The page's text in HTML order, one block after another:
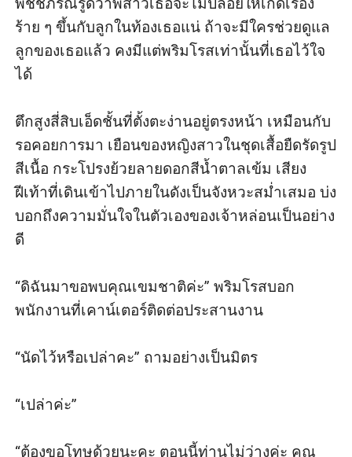
พิชชภรณ์รู้ดีว่าพี่สาวเธอจะไม่ปล่อยให้เกิดเรื่อง
ร้าย ๆ ขึ้นกับลูกในท้องเธอแน่ ถ้าจะมีใครช่วยดูแล
ลูกของเธอแล้ว คงมีแต่พริมโรสเท่านั้นที่เธอไว้ใจ
ได้
ตึกสูงสี่สิบเอ็ดชั้นที่ตั้งตะง่านอยู่ตรงหน้า เหมือนกับ
รอคอยการมา เยือนของหญิงสาวในชุดเสื้อยืดรัดรูป
สีเนื้อ กระโปรงย้วยลายดอกสีน้ำตาลเข้ม เสียง
ฝีเท้าที่เดินเข้าไปภายในดังเป็นจังหวะสมํ่าเสมอ บ่ง
บอกถึงความมั่นใจในตัวเองของเจ้าหล่อนเป็นอย่าง
ดี
“ดิฉันมาขอพบคุณเขมชาติค่ะ” พริมโรสบอก
พนักงานที่เคาน์เตอร์ติดต่อประสานงาน
“นัดไว้หรือเปล่าคะ” ถามอย่างเป็นมิตร
“เปล่าค่ะ”
“ต้องขอโทษด้วยนะคะ ตอนนี้ท่านไม่ว่างค่ะ คุณ